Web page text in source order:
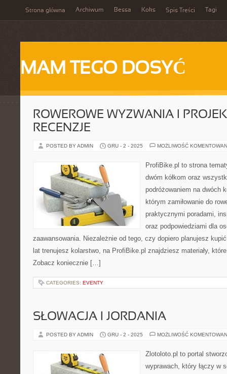
Strona główna Archiwum Bessa Koks Spis Treści Tagi
MAM TEGO DOSYĆ
ROWEROWE WYZWANIA I
RECENZJE
POSTED BY ADMIN GRU - 2 - 2025 MOŻLIWOŚĆ
ProfiBike.pl to strona
dwóm kółkom oraz
podróżowaniem na dwóch
którym zamiłowanie do
praktycznymi poradami,
oraz podpowiedziami dla
zaawansowania. Niezależnie od tego, czy dopiero planujesz
lat trenujesz kolarstwo, na ProfiBike.pl znajdziesz materiały,
Zobacz koniecznie […]
CATEGORIES: EVENTY
SŁOWACJA I JORDANIA
POSTED BY ADMIN GRU - 2 - 2025 MOŻLIWOŚĆ
Zlotoloto.pl to portal
wyprawach, który łączy w